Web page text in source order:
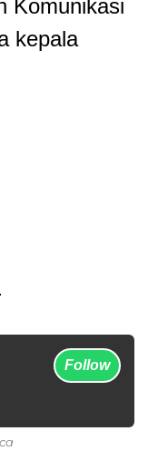
Komunikasi
kepala
Follow